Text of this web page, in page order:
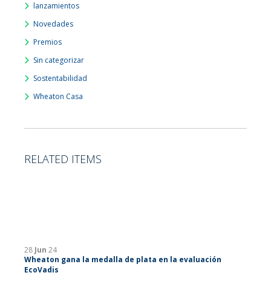
lanzamientos
Novedades
Premios
Sin categorizar
Sostentabilidad
Wheaton Casa
RELATED ITEMS
28 Jun 24
Wheaton gana la medalla de plata en la evaluación
EcoVadis